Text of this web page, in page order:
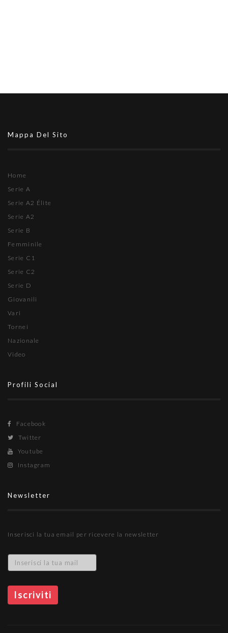
Mappa Del Sito
Home
Serie A
Serie A2 Élite
Serie A2
Serie B
Femminile
Serie C1
Serie C2
Serie D
Giovanili
Vari
Tornei
Nazionale
Video
Profili Social
Facebook
Twitter
Youtube
Instagram
Newsletter
Inserisci la tua email per ricevere la newsletter